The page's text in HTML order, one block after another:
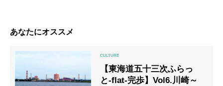
あなたにオススメ
【東海道五十三次ふらっ
と-flat-完歩】Vol6.川崎～